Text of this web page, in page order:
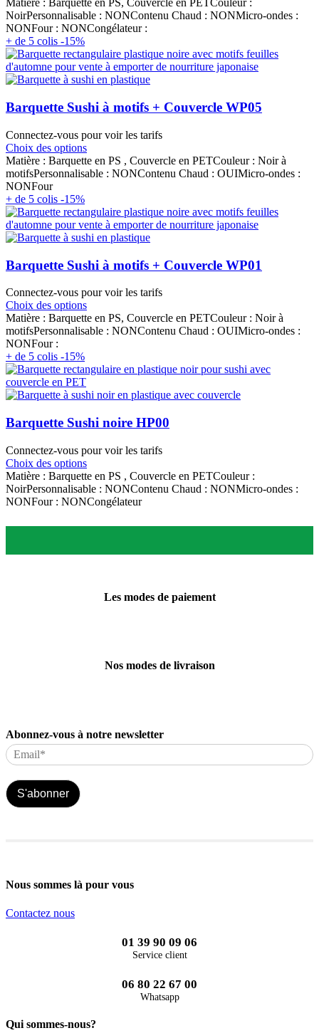
Matière : Barquette en PS, Couvercle en PETCouleur :
NoirPersonnalisable : NONContenu Chaud : NONMicro-ondes :
NONFour : NONCongélateur :
+ de 5 colis -15%
Barquette Sushi à motifs + Couvercle WP05
Connectez-vous pour voir les tarifs
Choix des options
Matière : Barquette en PS , Couvercle en PETCouleur : Noir à
motifsPersonnalisable : NONContenu Chaud : OUIMicro-ondes :
NONFour
+ de 5 colis -15%
Barquette Sushi à motifs + Couvercle WP01
Connectez-vous pour voir les tarifs
Choix des options
Matière : Barquette en PS, Couvercle en PETCouleur : Noir à
motifsPersonnalisable : NONContenu Chaud : OUIMicro-ondes :
NONFour :
+ de 5 colis -15%
Barquette Sushi noire HP00
Connectez-vous pour voir les tarifs
Choix des options
Matière : Barquette en PS , Couvercle en PETCouleur :
NoirPersonnalisable : NONContenu Chaud : NONMicro-ondes :
NONFour : NONCongélateur
Les modes de paiement
Nos modes de livraison
Abonnez-vous à notre newsletter
S'abonner
Nous sommes là pour vous
Contactez nous
01 39 90 09 06
Service client
06 80 22 67 00
Whatsapp
Qui sommes-nous?